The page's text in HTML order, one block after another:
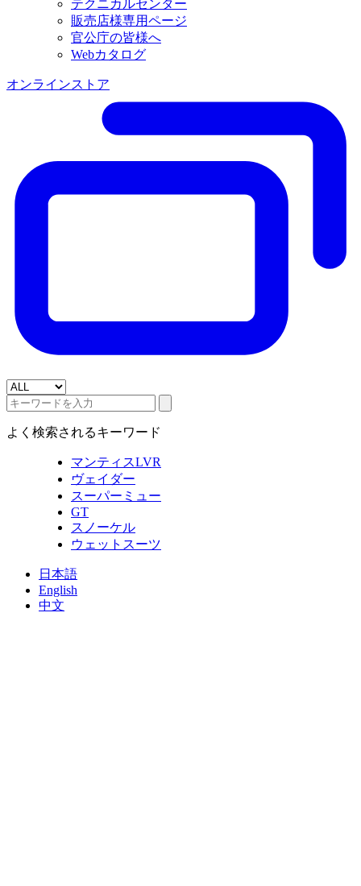
テクニカルセンター
販売店様専用ページ
官公庁の皆様へ
Webカタログ
オンラインストア
よく検索されるキーワード
マンティスLVR
ヴェイダー
スーパーミュー
GT
スノーケル
ウェットスーツ
日本語
English
中文